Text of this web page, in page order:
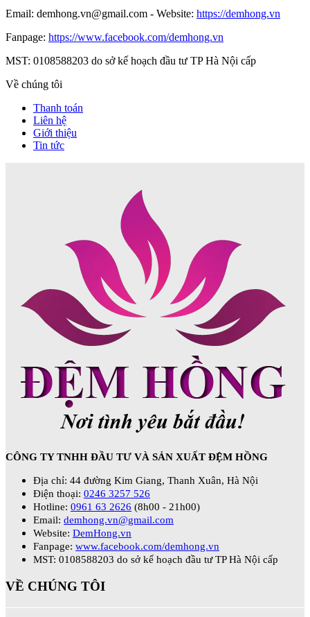
Email: demhong.vn@gmail.com - Website: https://demhong.vn
Fanpage: https://www.facebook.com/demhong.vn
MST: 0108588203 do sở kế hoạch đầu tư TP Hà Nội cấp
Về chúng tôi
Thanh toán
Liên hệ
Giới thiệu
Tin tức
CÔNG TY TNHH ĐẦU TƯ VÀ SẢN XUẤT ĐỆM HỒNG
Địa chỉ: 44 đường Kim Giang, Thanh Xuân, Hà Nội
Điện thoại: 0246 3257 526
Hotline: 0961 63 2626 (8h00 - 21h00)
Email: demhong.vn@gmail.com
Website: DemHong.vn
Fanpage: www.facebook.com/demhong.vn
MST: 0108588203 do sở kế hoạch đầu tư TP Hà Nội cấp
VỀ CHÚNG TÔI